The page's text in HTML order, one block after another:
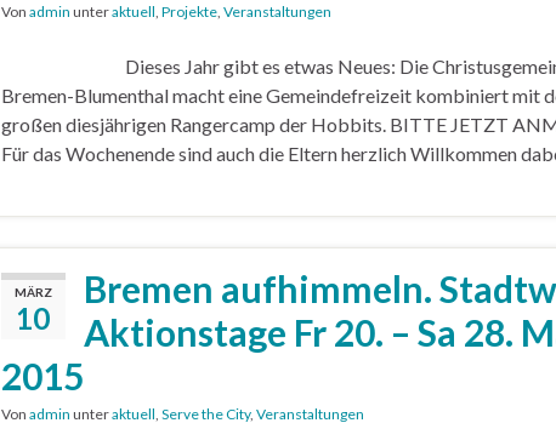
Von admin unteraktuell Projekte, Veranstaltungen
Dieses Jahr gibt es etwas Neues: Die
Bremen-Blumenthal macht eine Gemeindefreizeit kombiniert mit
großen diesjährigen Rangercamp der Hobbits. BITTE JETZT
Für das Wochenende sind auch die Eltern herzlich Willkommen
MÄRZ
10
Bremen aufhimmeln.
Aktionstage Fr 20. – Sa 28.
2015
Von admin unteraktuell Serve the City, Veranstaltungen